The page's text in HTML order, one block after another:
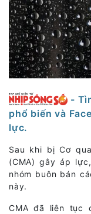
-
phổ biến và
lực.
Sau khi bị Cơ
(CMA) gây áp
nhóm buôn bán
này.
CMA đã liên tục